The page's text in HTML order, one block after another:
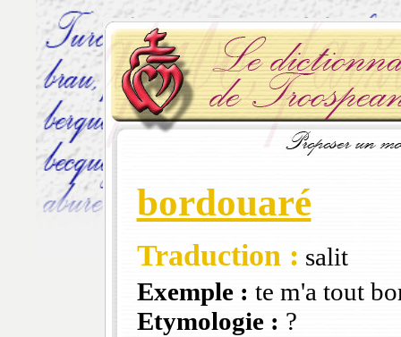
bordouaré
Traduction : salit
Exemple : te m'a tout
Etymologie : ?